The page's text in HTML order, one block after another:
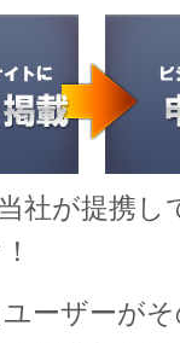
社が提携
ーザーが